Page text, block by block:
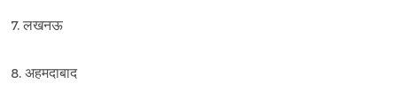
7. लखनऊ
8. अहमदाबाद